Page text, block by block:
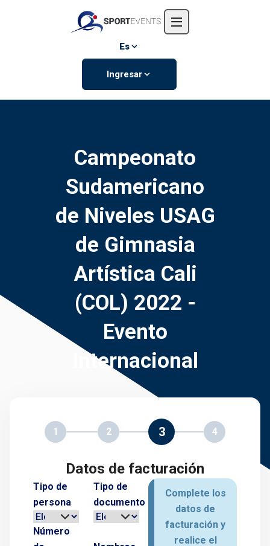
Eventos
Es
Ingresar
Campeonato
Sudamericano
de Niveles USAG
de Gimnasia
Artística Cali
(COL) 2022 -
Evento
Internacional
1 2 3 4
Datos de facturación
Tipo de
persona
Tipo de
documento
Número
Complete los
datos de
facturación y
realice el